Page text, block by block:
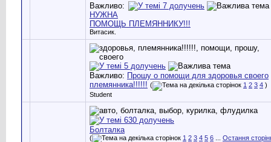
Важливо:
НУЖНА
ПОМОЩЬ ПЛЕМЯННИКУ!!!
Витасик.
Важливо: Прошу о помощи для здоровья своего
племянника!!!!!! ( 1 2 3 4 )
Student
Болталка
( 1 2 3 4 5 6 Остання